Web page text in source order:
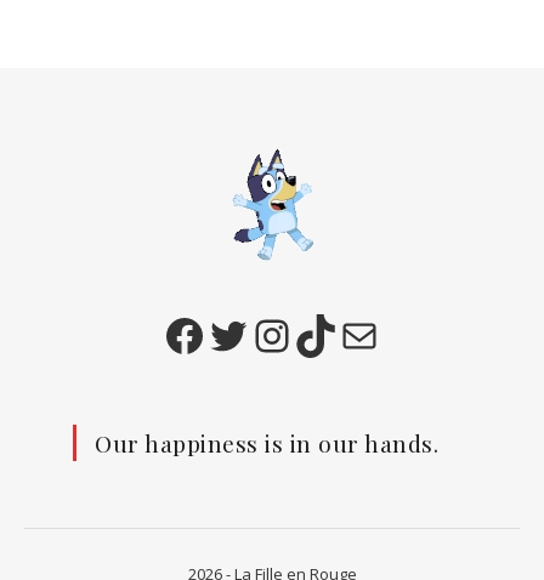
Facebook
TwitterInstagram
TikTokE-mail
Our happiness is in our hands.
2026 - La Fille en Rouge